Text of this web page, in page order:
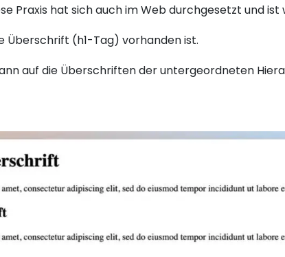
Praxis hat sich auch im Web durchgesetzt und ist
Überschrift (h1-Tag) vorhanden ist.
auf die Überschriften der untergeordneten